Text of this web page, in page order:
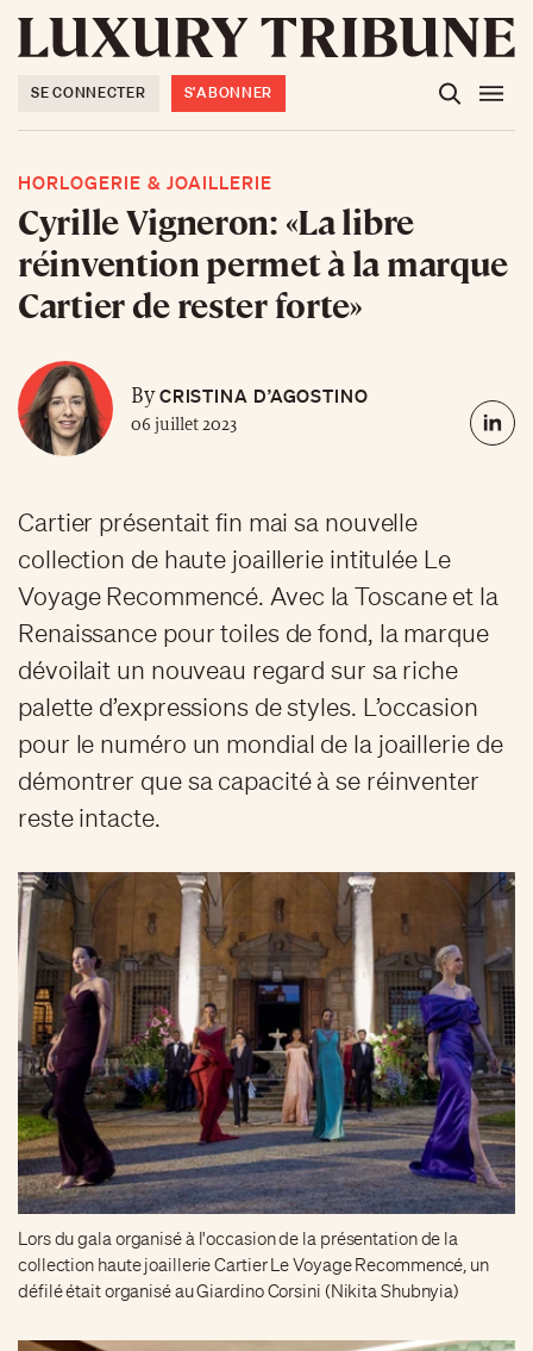
SE CONNECTER S'ABONNER
HORLOGERIE & JOAILLERIE
Cyrille Vigneron: «La libre
réinvention permet à la marque
Cartier de rester forte»
ByCRISTINA D’AGOSTINO
06 juillet 2023
Cartier présentait fin mai sa nouvelle
collection de haute joaillerie intitulée Le
Voyage Recommencé. Avec la Toscane et la
Renaissance pour toiles de fond, la marque
dévoilait un nouveau regard sur sa riche
palette d’expressions de styles. L’occasion
pour le numéro un mondial de la joaillerie de
démontrer que sa capacité à se réinventer
reste intacte.
Lors du gala organisé à l'occasion de la présentation de la
collection haute joaillerie Cartier Le Voyage Recommencé, un
défilé était organisé au Giardino Corsini (Nikita Shubnyia)